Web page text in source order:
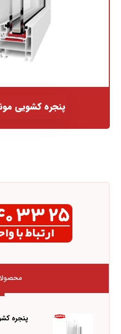
پنجره کشویی
پنجره